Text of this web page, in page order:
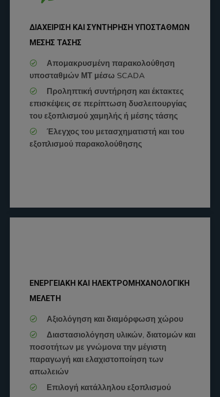
ΔΙΑΧΕΙΡΙΣΗ ΚΑΙ ΣΥΝΤΗΡΗΣΗ ΥΠΟΣΤΑΘΜΩΝ
ΜΕΣΗΣ ΤΑΣΗΣ
Απομακρυσμένη παρακολούθηση
υποσταθμών ΜΤ μέσω SCADA
Προληπτική συντήρηση και έκτακτες
επισκέψεις σε περίπτωση δυσλειτουργίας
του εξοπλισμού χαμηλής ή μέσης τάσης
Έλεγχος του μετασχηματιστή και του
εξοπλισμού παρακολούθησης
ΕΝΕΡΓΕΙΑΚΗ ΚΑΙ ΗΛΕΚΤΡΟΜΗΧΑΝΟΛΟΓΙΚΗ
ΜΕΛΕΤΗ
Αξιολόγηση και διαμόρφωση χώρου
Διαστασιολόγηση υλικών, διατομών και
ποσοτήτων με γνώμονα την μέγιστη
παραγωγή και ελαχιστοποίηση των
απωλειών
Επιλογή κατάλληλου εξοπλισμού